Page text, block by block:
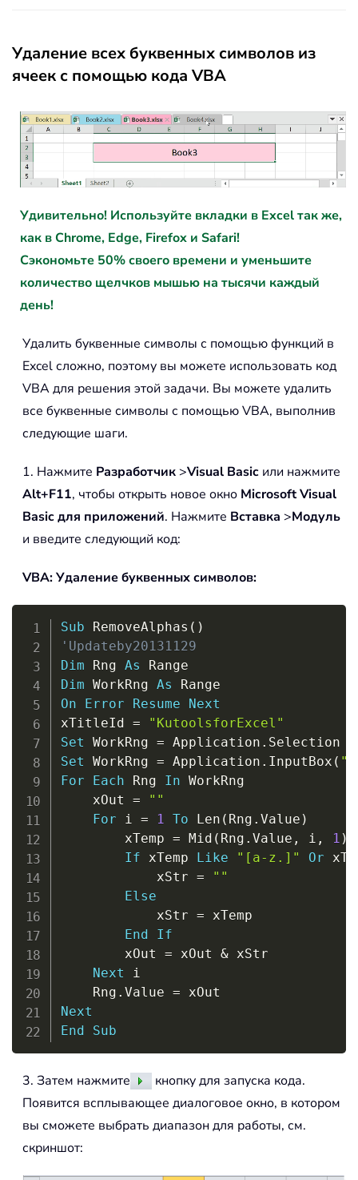
Удаление всех буквенных символов из
ячеек с помощью кода VBA
Удивительно! Используйте вкладки в Excel так же,
как в Chrome, Edge, Firefox и Safari!
Сэкономьте 50% своего времени и уменьшите
количество щелчков мышью на тысячи каждый
день!
Удалить буквенные символы с помощью функций в
Excel сложно, поэтому вы можете использовать код
VBA для решения этой задачи. Вы можете удалить
все буквенные символы с помощью VBA, выполнив
следующие шаги.
1. Нажмите Разработчик >Visual Basic или нажмите
Alt+F11, чтобы открыть новое окно Microsoft Visual
Basic для приложений. Нажмите Вставка >Модуль
и введите следующий код:
VBA: Удаление буквенных символов:
Sub RemoveAlphas ( )
'Updateby20131129
Dim Rng As
Dim WorkRng As
On
Error Resume
Next
xTitleId =
"KutoolsforExcel"
Set WorkRng = Application .
Set WorkRng = Application . InputBox (
For
Each Rng In WorkRng
    xOut
=
""
For i = 1 To Len ( Rng . Value )
        xTemp
= Mid ( Rng . Value , i , 1 )
If xTemp Like "[a-z.]" Or
            xStr
=
""
Else
            xStr
= xTemp
End
If
        xOut
= xOut & xStr
Next i
    Rng
. Value =
Next
End
Sub
3. Затем нажмите
кнопку для запуска кода.
Появится всплывающее диалоговое окно, в котором
вы сможете выбрать диапазон для работы, см.
скриншот: